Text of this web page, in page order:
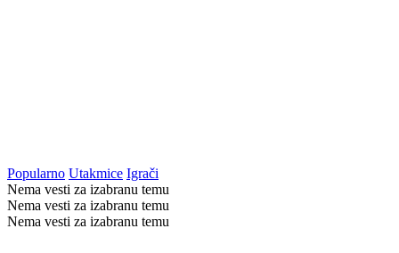
Popularno Utakmice Igrači
Nema vesti za izabranu temu
Nema vesti za izabranu temu
Nema vesti za izabranu temu